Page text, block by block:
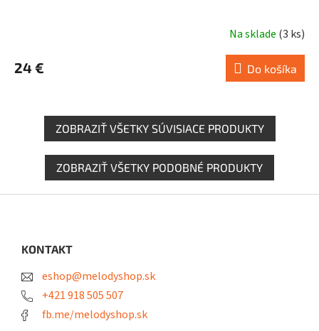
Na sklade (3 ks)
24 € Do košíka
ZOBRAZIŤ VŠETKY SÚVISIACE PRODUKTY
ZOBRAZIŤ VŠETKY PODOBNÉ PRODUKTY
KONTAKT
eshop@melodyshop.sk
+421 918 505 507
fb.me/melodyshop.sk